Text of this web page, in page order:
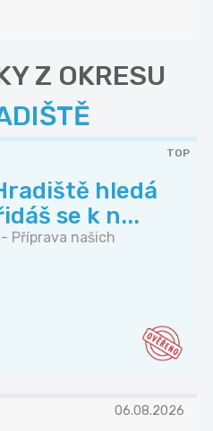
Z OKRESU
TOP
hledá
se k n...
Příprava našich
06.08.2026